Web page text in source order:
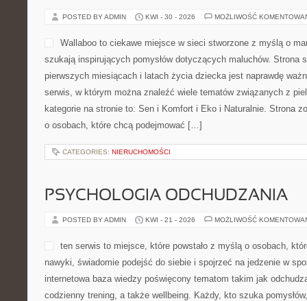
POSTED BY ADMIN KWI - 30 - 2026 MOŻLIWOŚĆ
Wallaboo to ciekawe miejsce w sieci stworzone z myślą o
szukają inspirujących pomysłów dotyczących maluchów. Strona
pierwszych miesiącach i latach życia dziecka jest naprawdę
serwis, w którym można znaleźć wiele tematów związanych z
kategorie na stronie to: Sen i Komfort i Eko i Naturalnie. Strona
o osobach, które chcą podejmować […]
CATEGORIES: NIERUCHOMOŚCI
PSYCHOLOGIA ODCHUDZANIA
POSTED BY ADMIN KWI - 21 - 2026 MOŻLIWOŚĆ
ten serwis to miejsce, które powstało z myślą o osobach,
nawyki, świadomie podejść do siebie i spojrzeć na jedzenie w
internetowa baza wiedzy poświęcony tematom takim jak
codzienny trening, a także wellbeing. Każdy, kto szuka